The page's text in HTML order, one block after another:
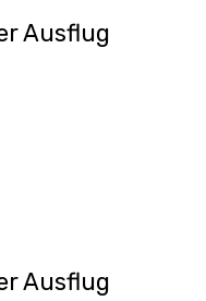
Ausflug
Ausflug